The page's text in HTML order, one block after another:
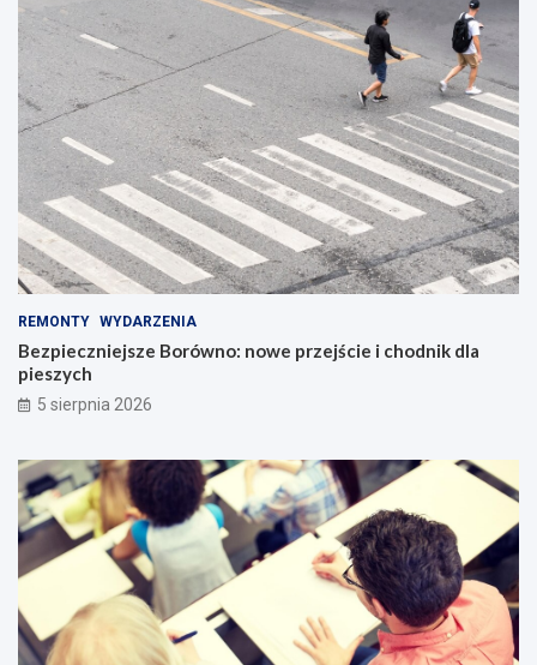
REMONTY WYDARZENIA
Bezpieczniejsze Borówno: nowe przejście i chodnik dla
pieszych
5 sierpnia 2026